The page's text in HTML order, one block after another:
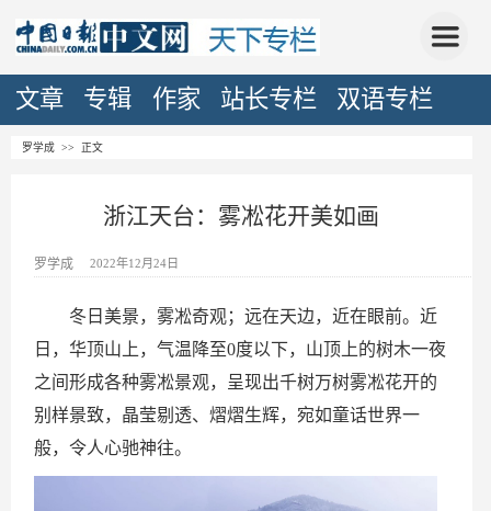
文章 专辑 作家 站长专栏 双语专栏
罗学成 >> 正文
浙江天台：雾凇花开美如画
罗学成 2022年12月24日
冬日美景，雾凇奇观；远在天边，近在眼前。近
日，华顶山上，气温降至0度以下，山顶上的树木一夜
之间形成各种雾凇景观，呈现出千树万树雾凇花开的
别样景致，晶莹剔透、熠熠生辉，宛如童话世界一
般，令人心驰神往。